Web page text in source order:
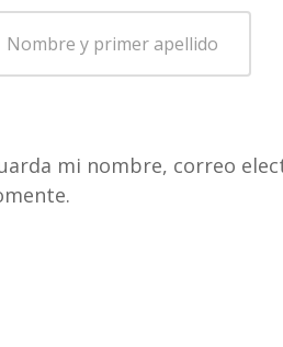
mi nombre, correo